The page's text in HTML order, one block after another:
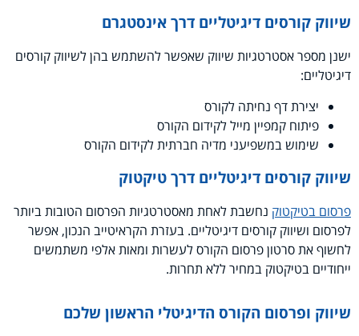
שיווק קורסים דיגיטליים דרך אינסטגרם
ישנן מספר אסטרטגיות שיווק שאפשר להשתמש בהן לשיווק קורסים
דיגיטליים:
יצירת דף נחיתה לקורס
פיתוח קמפיין מייל לקידום הקורס
שימוש במשפיעני מדיה חברתית לקידום הקורס
שיווק קורסים דיגיטליים דרך טיקטוק
פרסום בטיקטוקנחשבת לאחת מאסטרטגיות הפרסום הטובות ביותר
לפרסום ושיווק קורסים דיגיטליים. בעזרת הקראיטייב הנכון, אפשר
לחשוף את סרטון פרסום הקורס לעשרות ומאות אלפי משתמשים
ייחודיים בטיקטוק במחיר ללא תחרות.
שיווק ופרסום הקורס הדיגיטלי הראשון שלכם